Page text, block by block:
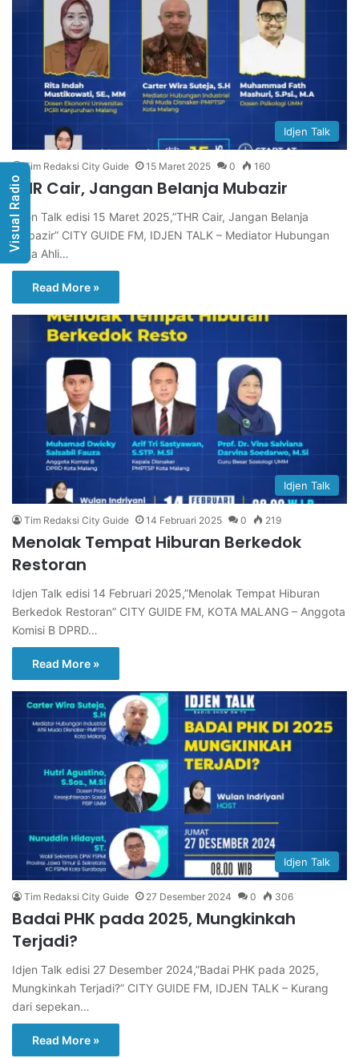
Idjen Talk
Tim Redaksi City Guide 15 Maret 2025 0 160
THR Cair, Jangan Belanja Mubazir
Idjen Talk edisi 15 Maret 2025,”THR Cair, Jangan Belanja
Mubazir” CITY GUIDE FM, IDJEN TALK – Mediator Hubungan
Kerja Ahli…
Read More »
Idjen Talk
Tim Redaksi City Guide 14 Februari 2025 0 219
Menolak Tempat Hiburan Berkedok
Restoran
Idjen Talk edisi 14 Februari 2025,”Menolak Tempat Hiburan
Berkedok Restoran” CITY GUIDE FM, KOTA MALANG – Anggota
Komisi B DPRD…
Read More »
Idjen Talk
Tim Redaksi City Guide 27 Desember 2024 0 306
Badai PHK pada 2025, Mungkinkah
Terjadi?
Idjen Talk edisi 27 Desember 2024,”Badai PHK pada 2025,
Mungkinkah Terjadi?” CITY GUIDE FM, IDJEN TALK – Kurang
dari sepekan…
Read More »
Visual Radio